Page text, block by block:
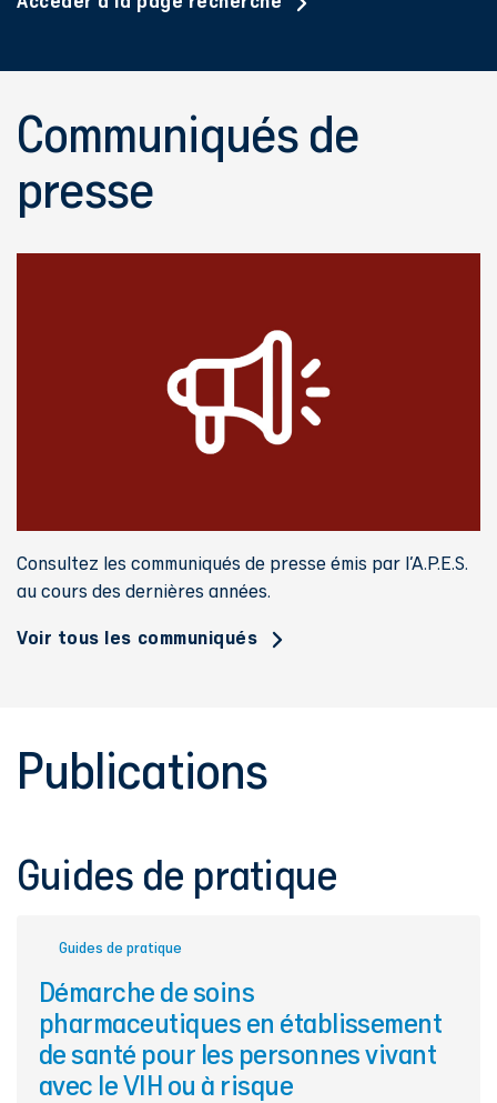
Communiqués de
presse
Consultez les communiqués de presse émis par l’A.P.E.S.
au cours des dernières années.
Voir tous les communiqués
Publications
Guides de pratique
Guides de pratique
Démarche de soins
pharmaceutiques en établissement
de santé pour les personnes vivant
avec le VIH ou à risque